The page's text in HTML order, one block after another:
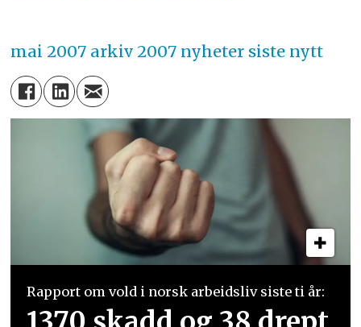
mai 2007 arkiv 2007 nyheter siste nytt
Rapport om vold i norsk arbeidsliv siste ti år: